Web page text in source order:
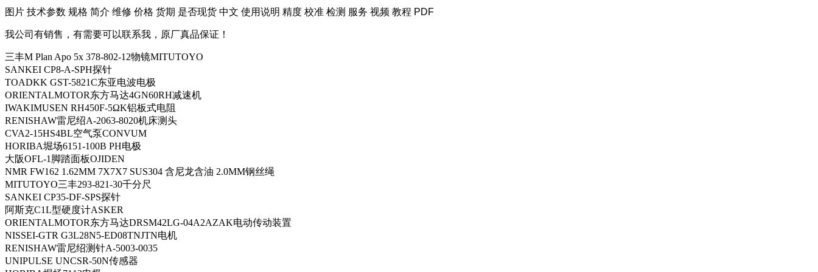
​图片 技术参数 规格 简介 维修 价格 货期 是否现货 中文 使用说明 精度 校准 检测 服务 视频 教程 PDF
我公司有销售，有需要可以联系我，原厂真品保证！
三丰M Plan Apo 5x 378-802-12物镜MITUTOYO
SANKEI CP8-A-SPH探针
TOADKK GST-5821C东亚电波电极
ORIENTALMOTOR东方马达4GN60RH减速机
IWAKIMUSEN RH450F-5ΩK铝板式电阻
RENISHAW雷尼绍A-2063-8020机床测头
CVA2-15HS4BL空气泵CONVUM
HORIBA堀场6151-100B PH电极
大阪OFL-1脚踏面板OJIDEN
NMR FW162 1.62MM 7X7X7 SUS304 含尼龙含油 2.0MM钢丝绳
MITUTOYO三丰293-821-30千分尺
SANKEI CP35-DF-SPS探针
阿斯克C1L型硬度计ASKER
ORIENTALMOTOR东方马达DRSM42LG-04A2AZAK电动传动装置
NISSEI-GTR G3L28N5-ED08TNJTN电机
RENISHAW雷尼绍测针A-5003-0035
UNIPULSE UNCSR-50N传感器